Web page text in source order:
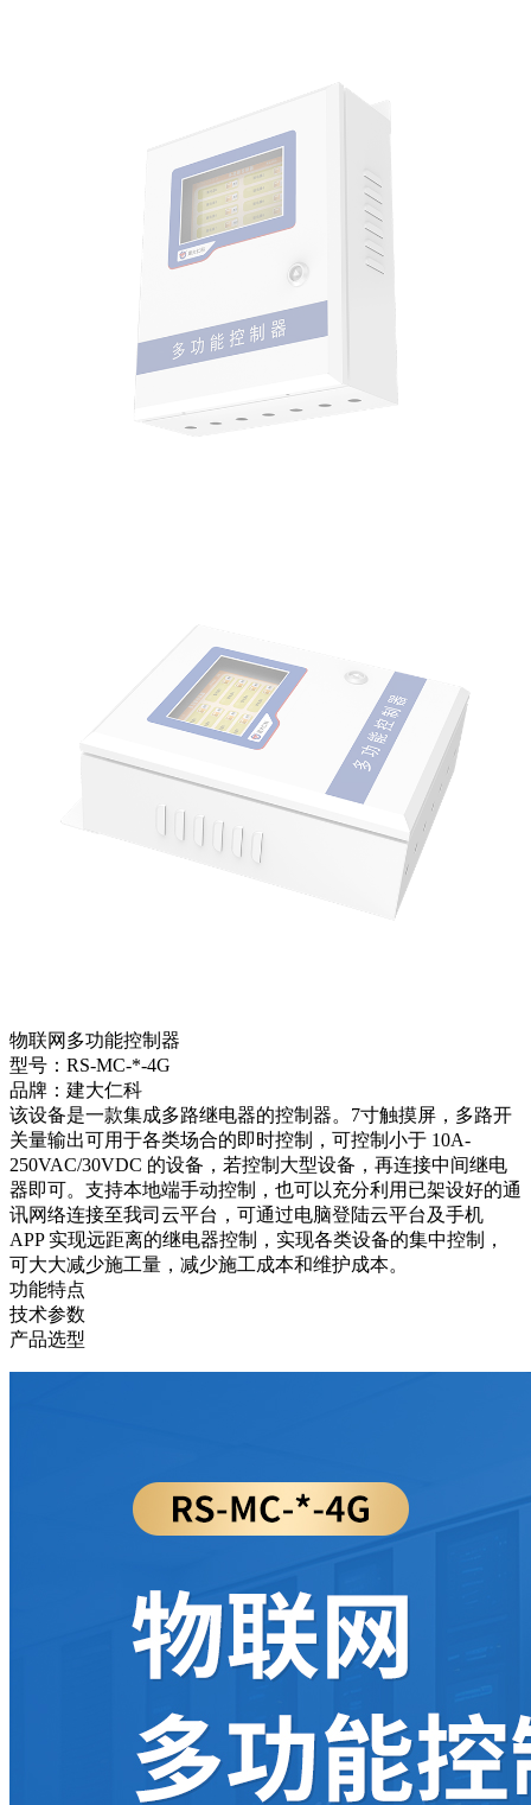
物联网多功能控制器
型号：RS-MC-*-4G
品牌：建大仁科
该设备是一款集成多路继电器的控制器。7寸触摸屏，多路开
关量输出可用于各类场合的即时控制，可控制小于 10A-
250VAC/30VDC 的设备，若控制大型设备，再连接中间继电
器即可。支持本地端手动控制，也可以充分利用已架设好的通
讯网络连接至我司云平台，可通过电脑登陆云平台及手机
APP 实现远距离的继电器控制，实现各类设备的集中控制，
可大大减少施工量，减少施工成本和维护成本。
功能特点
技术参数
产品选型